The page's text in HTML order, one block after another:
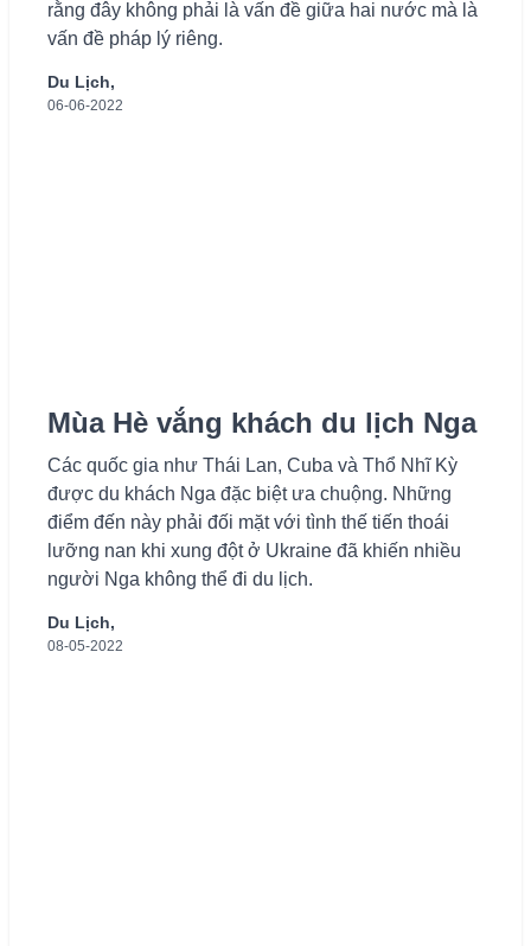
rằng đây không phải là vấn đề giữa hai nước mà là
vấn đề pháp lý riêng.
Du Lịch,
06-06-2022
Mùa Hè vắng khách du lịch Nga
Các quốc gia như Thái Lan, Cuba và Thổ Nhĩ Kỳ
được du khách Nga đặc biệt ưa chuộng. Những
điểm đến này phải đối mặt với tình thế tiến thoái
lưỡng nan khi xung đột ở Ukraine đã khiến nhiều
người Nga không thể đi du lịch.
Du Lịch,
08-05-2022